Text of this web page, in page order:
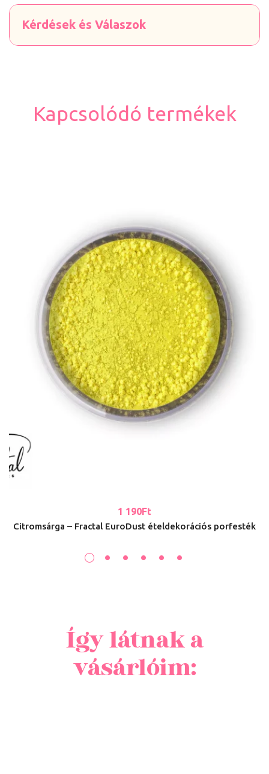
Kérdések és Válaszok
Kapcsolódó termékek
1 190Ft
Citromsárga – Fractal EuroDust ételdekorációs porfesték
Így látnak a
vásárlóim: